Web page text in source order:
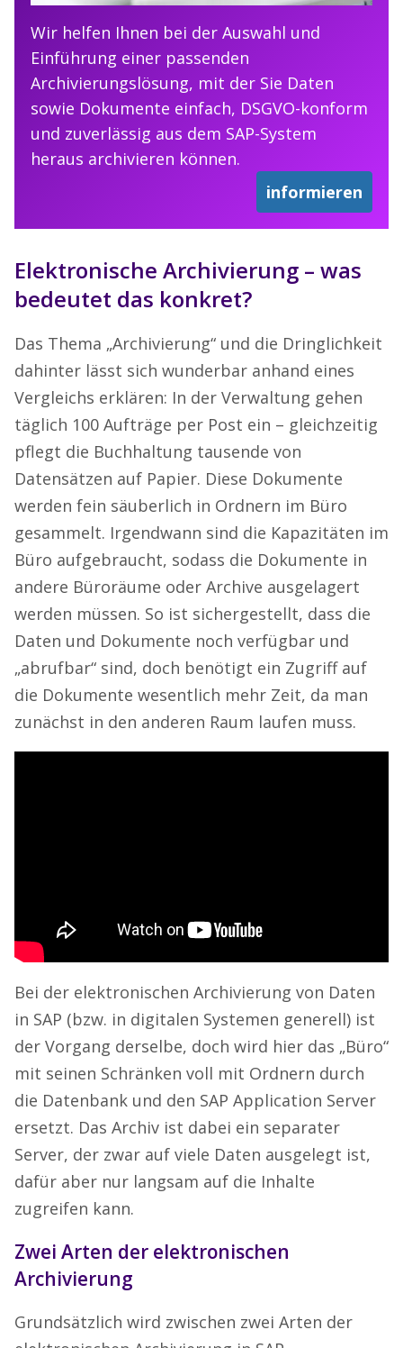
Wir helfen Ihnen bei der Auswahl und
Einführung einer passenden
Archivierungslösung, mit der Sie Daten
sowie Dokumente einfach, DSGVO-konform
und zuverlässig aus dem SAP-System
heraus archivieren können.
informieren
Elektronische Archivierung – was
bedeutet das konkret?
Das Thema „Archivierung“ und die Dringlichkeit
dahinter lässt sich wunderbar anhand eines
Vergleichs erklären: In der Verwaltung gehen
täglich 100 Aufträge per Post ein – gleichzeitig
pflegt die Buchhaltung tausende von
Datensätzen auf Papier. Diese Dokumente
werden fein säuberlich in Ordnern im Büro
gesammelt. Irgendwann sind die Kapazitäten im
Büro aufgebraucht, sodass die Dokumente in
andere Büroräume oder Archive ausgelagert
werden müssen. So ist sichergestellt, dass die
Daten und Dokumente noch verfügbar und
„abrufbar“ sind, doch benötigt ein Zugriff auf
die Dokumente wesentlich mehr Zeit, da man
zunächst in den anderen Raum laufen muss.
Bei der elektronischen Archivierung von Daten
in SAP (bzw. in digitalen Systemen generell) ist
der Vorgang derselbe, doch wird hier das „Büro“
mit seinen Schränken voll mit Ordnern durch
die Datenbank und den SAP Application Server
ersetzt. Das Archiv ist dabei ein separater
Server, der zwar auf viele Daten ausgelegt ist,
dafür aber nur langsam auf die Inhalte
zugreifen kann.
Zwei Arten der elektronischen
Archivierung
Grundsätzlich wird zwischen zwei Arten der